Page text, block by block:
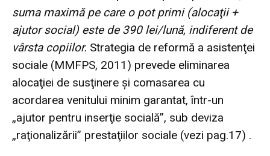
suma maximă pe care o pot primi (alocaţii +
ajutor social) este de 390 lei/lună, indiferent de
vârsta copiilor. Strategia de reformă a asistenţei
sociale (MMFPS, 2011 ) prevede eliminarea
alocaţiei de susţinere şi comasarea cu
acordarea venitului minim garantat, într-un
„ajutor pentru inserţie socială”, sub deviza
„raţionalizării” prestaţiilor sociale (vezi pag.17) .